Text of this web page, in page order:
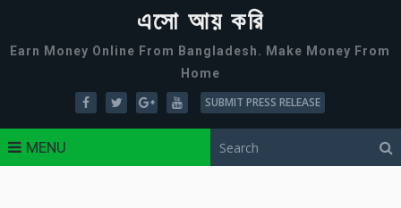
এসো আয় করি
Earn Money Online From Bangladesh. Make Money From
Home
SUBMIT PRESS RELEASE
MENU